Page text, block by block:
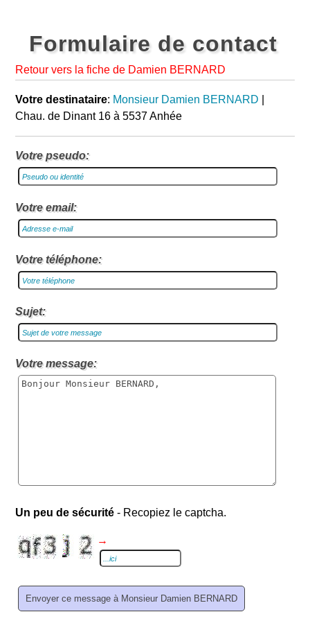
Formulaire de contact
Retour vers la fiche de Damien BERNARD
Votre destinataire: Monsieur Damien BERNARD
Chau. de Dinant 16 à 5537 Anhée
Votre pseudo:
Votre email:
Votre téléphone:
Sujet:
Votre message:
Un peu de sécurité - Recopiez le captcha.
→